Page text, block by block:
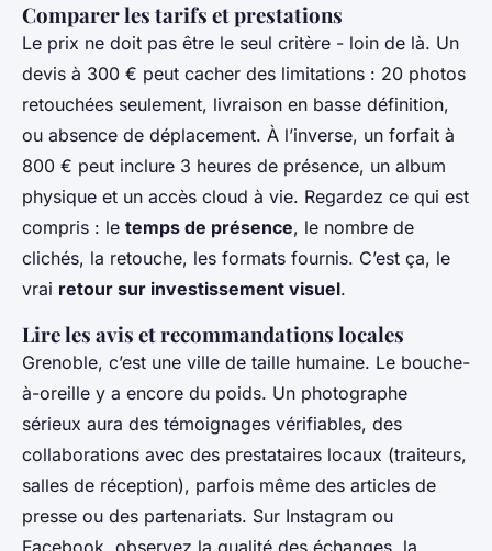
Comparer les tarifs et prestations
Le prix ne doit pas être le seul critère - loin de là. Un
devis à 300 € peut cacher des limitations : 20 photos
retouchées seulement, livraison en basse définition,
ou absence de déplacement. À l’inverse, un forfait à
800 € peut inclure 3 heures de présence, un album
physique et un accès cloud à vie. Regardez ce qui est
compris : le temps de présence, le nombre de
clichés, la retouche, les formats fournis. C’est ça, le
vrai retour sur investissement visuel.
Lire les avis et recommandations locales
Grenoble, c’est une ville de taille humaine. Le bouche-
à-oreille y a encore du poids. Un photographe
sérieux aura des témoignages vérifiables, des
collaborations avec des prestataires locaux (traiteurs,
salles de réception), parfois même des articles de
presse ou des partenariats. Sur Instagram ou